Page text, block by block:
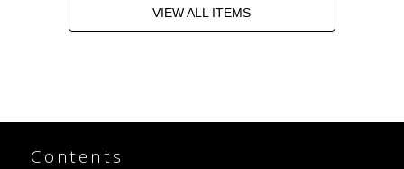
VIEW ALL ITEMS
Contents